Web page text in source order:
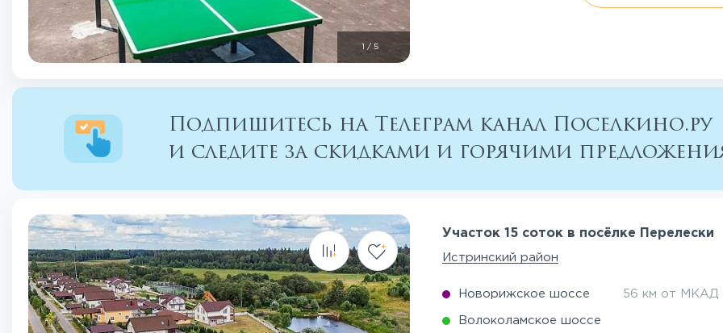
/5
Подпишитесь на Телеграм канал Поселкино.ру
и следите за скидками и горячими
Участок 15 соток в посёлке Перелески
Истринский район
Новорижское шоссе 56 км от МКАД
Волоколамское шоссе